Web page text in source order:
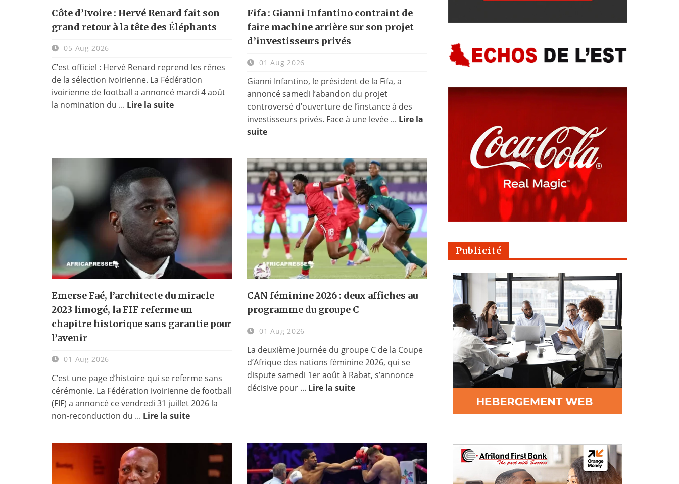
Côte d’Ivoire : Hervé Renard fait son
grand retour à la tête des Éléphants
05 Aug 2026
C’est officiel : Hervé Renard reprend les rênes
de la sélection ivoirienne. La Fédération
ivoirienne de football a annoncé mardi 4 août
la nomination du ... Lire la suite
Fifa : Gianni Infantino contraint de
faire machine arrière sur son projet
d’investisseurs privés
01 Aug 2026
Gianni Infantino, le président de la Fifa, a
annoncé samedi l’abandon du projet
controversé d’ouverture de l’instance à des
investisseurs privés. Face à une levée ... Lire la
suite
Emerse Faé, l’architecte du miracle
2023 limogé, la FIF referme un
chapitre historique sans garantie pour
l’avenir
01 Aug 2026
C’est une page d’histoire qui se referme sans
cérémonie. La Fédération ivoirienne de football
(FIF) a annoncé ce vendredi 31 juillet 2026 la
non-reconduction du ... Lire la suite
CAN féminine 2026 : deux affiches au
programme du groupe C
01 Aug 2026
La deuxième journée du groupe C de la Coupe
d’Afrique des nations féminine 2026, qui se
dispute samedi 1er août à Rabat, s’annonce
décisive pour ... Lire la suite
Publicité